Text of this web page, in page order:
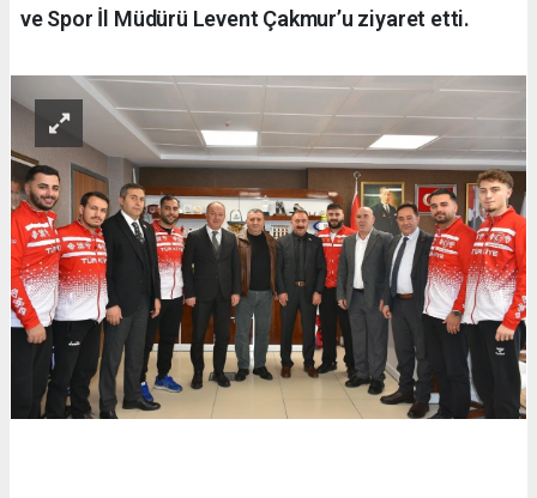
ve Spor İl Müdürü Levent Çakmur’u ziyaret etti.